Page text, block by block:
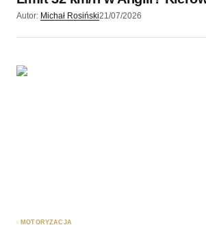
Autor: Michał Rosiński21/07/2026
MOTORYZACJA